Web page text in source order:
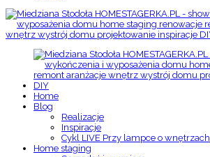
Home
Blog
Realizacje
Inspiracje
Cykl LIVE Przy lampce o wnętrzach
Home staging